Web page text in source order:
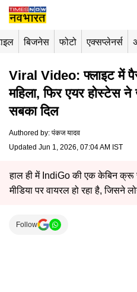
बिजनेस फोटो एक्सप्लेनर्स
Viral Video: फ्लाइट में
महिला, फिर एयर होस्टेस
सबका दिल
Authored by: पंकज यादव
Updated Jun 1, 2026, 07:04 AM IST
हाल ही में IndiGo की एक केबिन क्रू
मीडिया पर वायरल हो रहा है, जिसने
Follow